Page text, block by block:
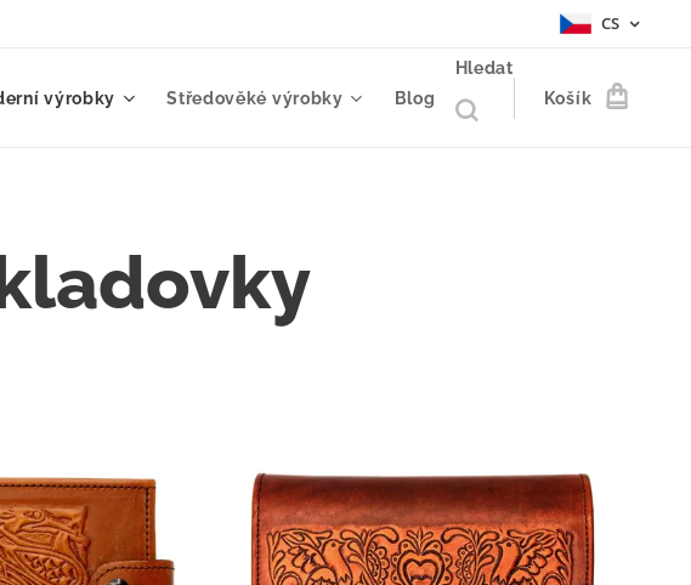
CS
výrobky Středověké výrobky Blog
Hledat
Košík